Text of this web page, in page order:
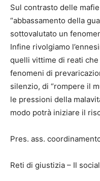
Sul contrasto delle
“abbassamento della
sottovalutato un
Infine rivolgiamo
quelli vittime di reati
fenomeni di
silenzio, di “rompere il
le pressioni della
modo potrà iniziare il
Pres. ass.
Reti di giustizia – Il